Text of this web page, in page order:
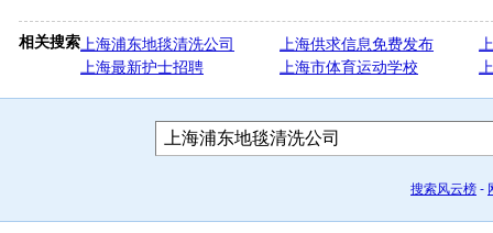
相关搜索 上海浦东地毯清洗公司 上海供求信息免费发布
上海最新护士招聘
上海市体育运动学校
搜索风云榜 -